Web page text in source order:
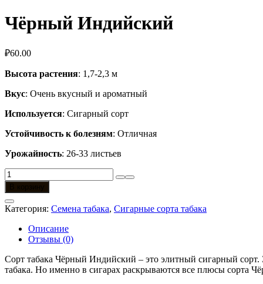
Чёрный Индийский
₽60.00
Высота растения: 1,7-2,3 м
Вкус: Очень вкусный и ароматный
Используется: Сигарный сорт
Устойчивость к болезням: Отличная
Урожайность: 26-33 листьев
Количество
товара
Чёрный
Индийский
Категория: Семена табака, Сигарные сорта табака
Описание
Отзывы (0)
Сорт табака Чёрный Индийский – это элитный сигарный сорт.
табака. Но именно в сигарах раскрываются все плюсы сорта